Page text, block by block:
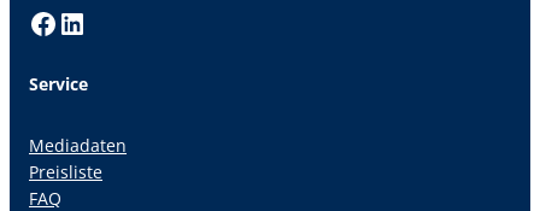
Facebook LinkedIn
Service
Mediadaten
Preisliste
FAQ